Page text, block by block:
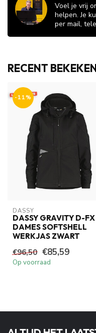
Voel je vrij
helpen. Je
per mail,
RECENT
-11%
DASSY
DASSY GRAVITY D-FX
DAMES SOFTSHELL
WERKJAS ZWART
€96,50 €85,59
Op voorraad